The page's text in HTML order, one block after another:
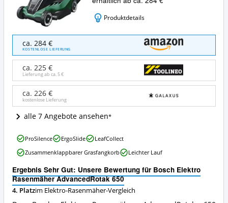
Produktdetails
Bosch
Elektro
Rasenmäher
AdvancedRotak
650
Angebote:
dieser
Elektro-
erhältlich?
ca. 284 €
KOSTENLOSE LIEFERUNG
ca. 225 €
Lieferung ab ca.5 €
ca. 226 €
kostenlose Lieferung
alle 7 Angebote ansehen
Ergebnis Sehr Gut: Unsere Bewertung für Bosch Elektro
Rasenmäher AdvancedRotak 650
4. Platzim Elektro-Rasenmäher-Vergleich
Bosch
Elektro
Rasenmäher
650
Vorteile:
Was
ProSilence ErgoSlide
LeafCollect
Zusammenklappbarer Grasfangkorb
Leichter Lauf